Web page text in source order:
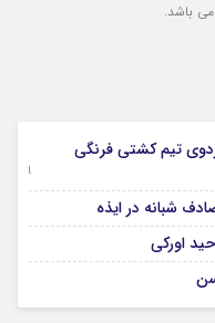
باشد.
8 ایذه ای به اردوی تیم کشتی فرنگی
09 جولای 2026